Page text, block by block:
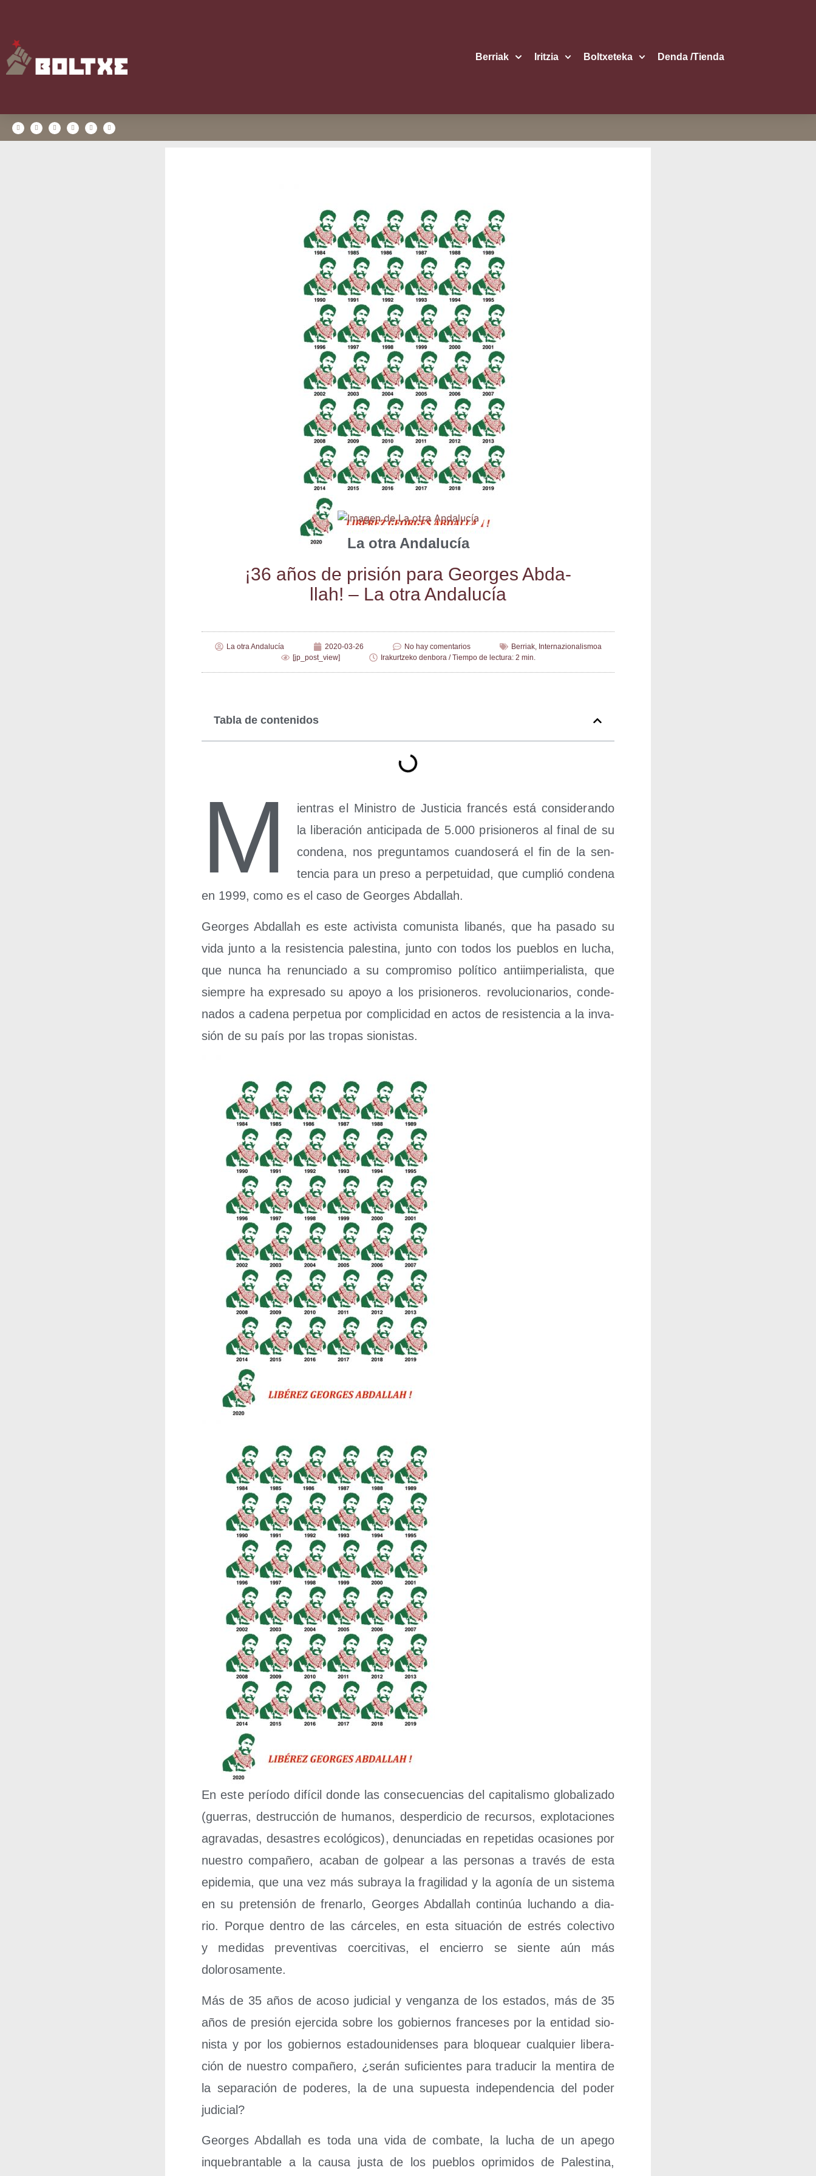
Berriak Iritzia Boltxe­te­ka Den­da /​Tien­da
La otra Andalucía
¡36 años de pri­sión para Geor­ges Abda­
llah! – La otra Andalucía
La otra Andalucía 2020-03-26 No hay comentarios Berriak, Internazionalismoa
[jp_post_view]
Irakurtzeko denbora / Tiempo de lectura: 2 min.
Tabla de contenidos
M
ien­tras el Minis­tro de Jus­ti­cia fran­cés está con­si­de­ran­do
la libe­ra­ción anti­ci­pa­da de 5.000 pri­sio­ne­ros al final de su
con­de­na, nos pre­gun­ta­mos cuan­do­se­rá el fin de la sen­
ten­cia para un pre­so a per­pe­tui­dad, que cum­plió con­de­na
en 1999, como es el caso de Geor­ges Abdallah.
Geor­ges Abda­llah es este acti­vis­ta comu­nis­ta liba­nés, que ha pasa­do su
vida jun­to a la resis­ten­cia pales­ti­na, jun­to con todos los pue­blos en lucha,
que nun­ca ha renun­cia­do a su com­pro­mi­so polí­ti­co anti­im­pe­ria­lis­ta, que
siem­pre ha expre­sa­do su apo­yo a los pri­sio­ne­ros. revo­lu­cio­na­rios, con­de­
na­dos a cade­na per­pe­tua por com­pli­ci­dad en actos de resis­ten­cia a la inva­
sión de su país por las tro­pas sionistas.
En este perío­do difí­cil don­de las con­se­cuen­cias del capi­ta­lis­mo glo­ba­li­za­do
(gue­rras, des­truc­ción de huma­nos, des­per­di­cio de recur­sos, explo­ta­cio­nes
agra­va­das, desas­tres eco­ló­gi­cos), denun­cia­das en repe­ti­das oca­sio­nes por
nues­tro com­pa­ñe­ro, aca­ban de gol­pear a las per­so­nas a tra­vés de esta
epi­de­mia, que una vez más sub­ra­ya la fra­gi­li­dad y la ago­nía de un sis­te­ma
en su pre­ten­sión de fre­nar­lo, Geor­ges Abda­llah con­ti­núa luchan­do a dia­
rio. Por­que den­tro de las cár­ce­les, en esta situa­ción de estrés colec­ti­vo
y medi­das pre­ven­ti­vas coer­ci­ti­vas, el encie­rro se sien­te aún más
dolorosamente.
Más de 35 años de aco­so judi­cial y ven­gan­za de los esta­dos, más de 35
años de pre­sión ejer­ci­da sobre los gobier­nos fran­ce­ses por la enti­dad sio­
nis­ta y por los gobier­nos esta­dou­ni­den­ses para blo­quear cual­quier libe­ra­
ción de nues­tro com­pa­ñe­ro, ¿serán sufi­cien­tes para tra­du­cir la men­ti­ra de
la sepa­ra­ción de pode­res, la de una supues­ta inde­pen­den­cia del poder
judicial?
Geor­ges Abda­llah es toda una vida de com­ba­te, la lucha de un ape­go
inque­bran­ta­ble a la cau­sa jus­ta de los pue­blos opri­mi­dos de Pales­ti­na,